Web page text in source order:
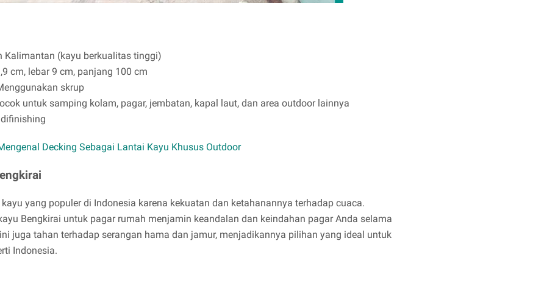
Kalimantan (kayu berkualitas tinggi)
cm, lebar 9 cm, panjang 100 cm
skrup
untuk samping kolam, pagar, jembatan, kapal laut, dan area outdoor lainnya
Decking Sebagai Lantai Kayu Khusus Outdoor
yang populer di Indonesia karena kekuatan dan ketahanannya terhadap cuaca.
Bengkirai untuk pagar rumah menjamin keandalan dan keindahan pagar Anda selama
juga tahan terhadap serangan hama dan jamur, menjadikannya pilihan yang ideal untuk
Indonesia.